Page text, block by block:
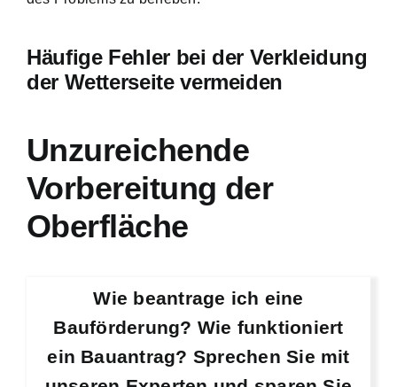
Häufige Fehler bei der Verkleidung
der Wetterseite vermeiden
Unzureichende
Vorbereitung der
Oberfläche
Wie beantrage ich eine
Bauförderung? Wie funktioniert
ein Bauantrag? Sprechen Sie mit